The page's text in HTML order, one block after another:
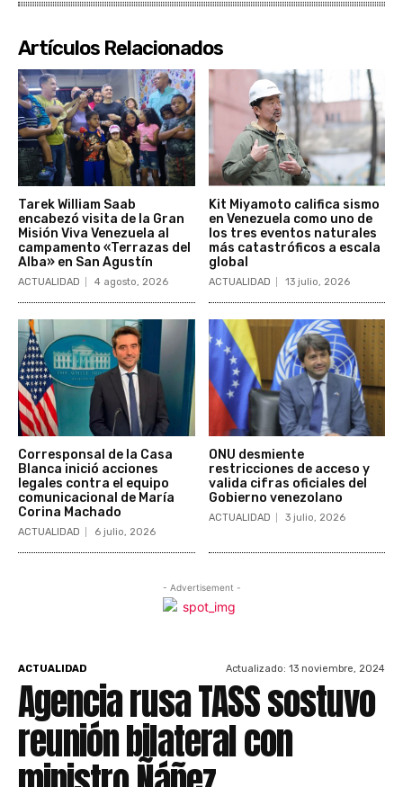
Artículos Relacionados
Tarek William Saab
encabezó visita de la Gran
Misión Viva Venezuela al
campamento «Terrazas del
Alba» en San Agustín
ACTUALIDAD 4 agosto, 2026
Kit Miyamoto califica sismo
en Venezuela como uno de
los tres eventos naturales
más catastróficos a escala
global
ACTUALIDAD 13 julio, 2026
Corresponsal de la Casa
Blanca inició acciones
legales contra el equipo
comunicacional de María
Corina Machado
ACTUALIDAD 6 julio, 2026
ONU desmiente
restricciones de acceso y
valida cifras oficiales del
Gobierno venezolano
ACTUALIDAD 3 julio, 2026
- Advertisement -